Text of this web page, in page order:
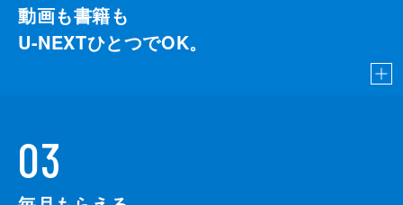
動画も書籍も
U-NEXTひとつでOK。
03